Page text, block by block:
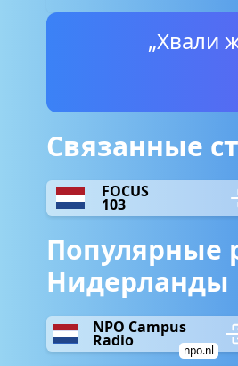
„Хвали
Связанные
FOCUS
103
Популярные
Нидерланды
NPO Campus
Radio
npo.nl